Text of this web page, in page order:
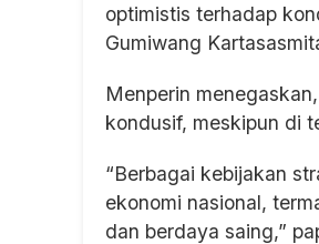
optimistis terhadap
Gumiwang
Menperin
kondusif, meskipun di
“Berbagai kebijakan
ekonomi nasional,
dan berdaya saing,”